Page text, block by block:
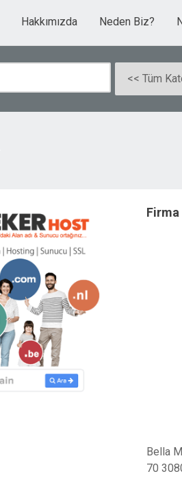
Hakkımızda Neden Biz?
Firma
Bella
70